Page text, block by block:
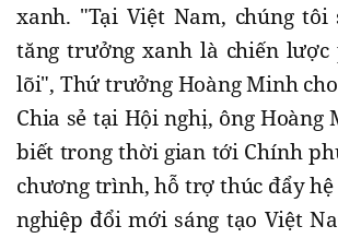
xanh. "Tại Việt Nam, chúng
tăng trưởng xanh là chiến
lõi", Thứ trưởng Hoàng Minh
Chia sẻ tại Hội nghị, ông Hoàng
biết trong thời gian tới Chính
chương trình, hỗ trợ thúc đẩy
nghiệp đổi mới sáng tạo Việt